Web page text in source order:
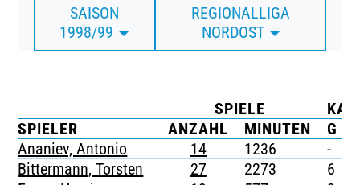
CLUBMITGLIEDSCHAFT
BUSINESS
TICKETING
SAISON
1998/99
REGIONALLIGA
NORDOST
SPIELE
SPIELER
ANZAHL MINUTEN G
Ananiev, Antonio
14 1236 -
Bittermann, Torsten
27 2273 6